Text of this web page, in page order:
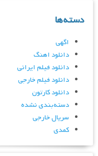
دسته‌ها
اگهی
دانلود اهنگ
دانلود فیلم ایرانی
دانلود فیلم خارجی
دانلود کارتون
دسته‌بندی نشده
سریال خارجی
کمدی